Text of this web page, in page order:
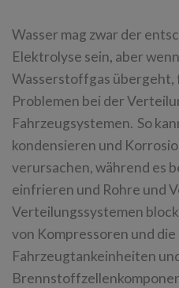
Wasser mag zwar der
Elektrolyse sein, aber
Wasserstoffgas übergeht,
Problemen bei der
Fahrzeugsystemen. So
kondensieren und
verursachen, während es
einfrieren und Rohre und
Verteilungssystemen
von Kompressoren und
Fahrzeugtankeinheiten